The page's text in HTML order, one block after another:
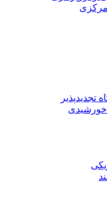
مرکزی
تجدیدپذیر
خورشیدی